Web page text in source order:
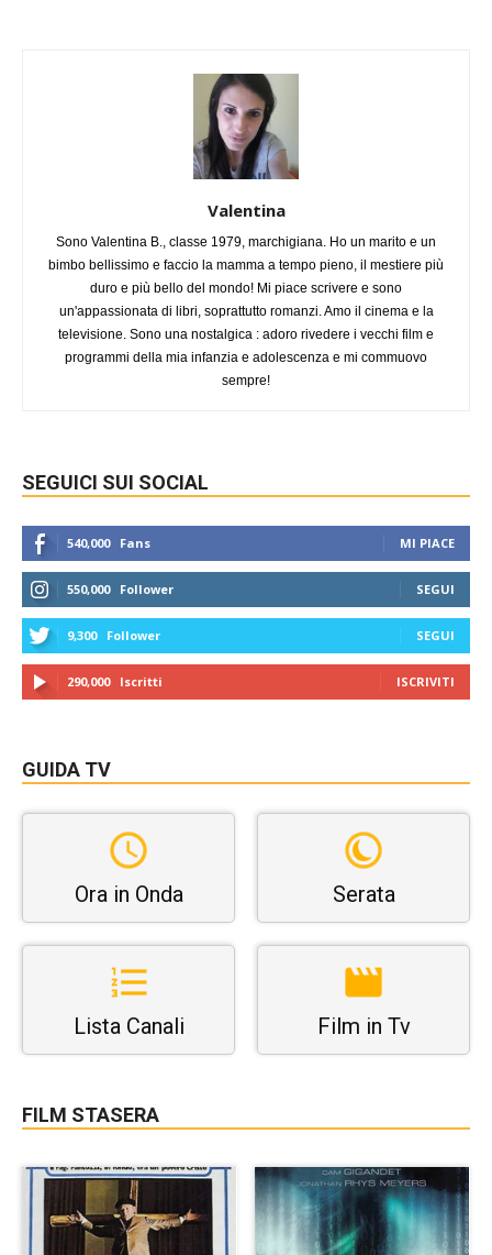
Valentina
Sono Valentina B., classe 1979, marchigiana. Ho un marito e un
bimbo bellissimo e faccio la mamma a tempo pieno, il mestiere più
duro e più bello del mondo! Mi piace scrivere e sono
un'appassionata di libri, soprattutto romanzi. Amo il cinema e la
televisione. Sono una nostalgica : adoro rivedere i vecchi film e
programmi della mia infanzia e adolescenza e mi commuovo
sempre!
SEGUICI SUI SOCIAL
540,000 Fans MI PIACE
550,000 Follower SEGUI
9,300 Follower SEGUI
290,000 Iscritti ISCRIVITI
GUIDA TV
Ora in Onda Serata
Lista Canali Film in Tv
FILM STASERA